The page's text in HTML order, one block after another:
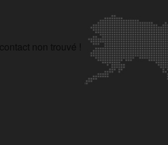
non trouvé !